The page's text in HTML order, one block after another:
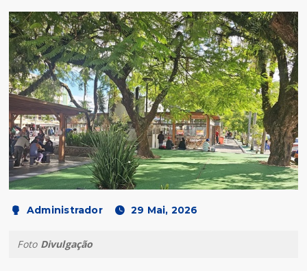
Administrador 29 Mai, 2026
Foto Divulgação